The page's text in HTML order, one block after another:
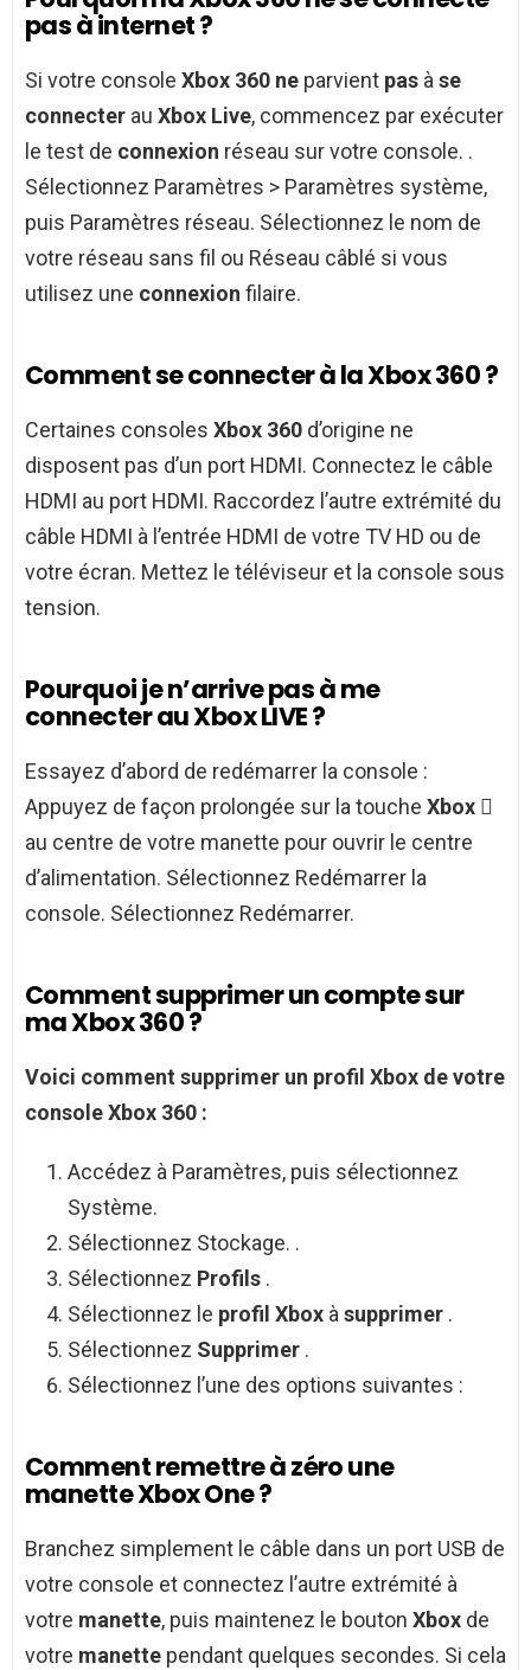
pas à internet ?
Si votre console Xbox 360 ne parvient pas à se
connecter au Xbox Live, commencez par exécuter
le test de connexion réseau sur votre console. .
Sélectionnez Paramètres > Paramètres système,
puis Paramètres réseau. Sélectionnez le nom de
votre réseau sans fil ou Réseau câblé si vous
utilisez une connexion filaire.
Comment se connecter à la Xbox 360 ?
Certaines consoles Xbox 360 d’origine ne
disposent pas d’un port HDMI. Connectez le câble
HDMI au port HDMI. Raccordez l’autre extrémité du
câble HDMI à l’entrée HDMI de votre TV HD ou de
votre écran. Mettez le téléviseur et la console sous
tension.
Pourquoi je n’arrive pas à me
connecter au Xbox LIVE ?
Essayez d’abord de redémarrer la console :
Appuyez de façon prolongée sur la touche Xbox 
au centre de votre manette pour ouvrir le centre
d’alimentation. Sélectionnez Redémarrer la
console. Sélectionnez Redémarrer.
Comment supprimer un compte sur
ma Xbox 360 ?
Voici comment supprimer un profil Xbox de votre
consoleXbox 360 :
Accédez à Paramètres, puis sélectionnez
Système.
Sélectionnez Stockage. .
Sélectionnez Profils .
Sélectionnez le profil Xbox à supprimer .
Sélectionnez Supprimer .
Sélectionnez l’une des options suivantes :
Comment remettre à zéro une
manette Xbox One ?
Branchez simplement le câble dans un port USB de
votre console et connectez l’autre extrémité à
votre manette, puis maintenez le bouton Xbox de
votre manette pendant quelques secondes. Si cela